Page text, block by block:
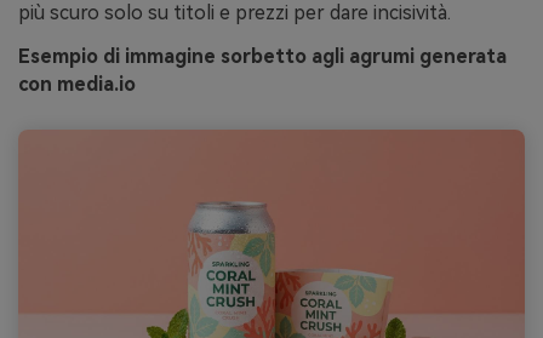
più scuro solo su titoli e prezzi per dare incisività.
Esempio di immagine sorbetto agli agrumi generata
con media.io